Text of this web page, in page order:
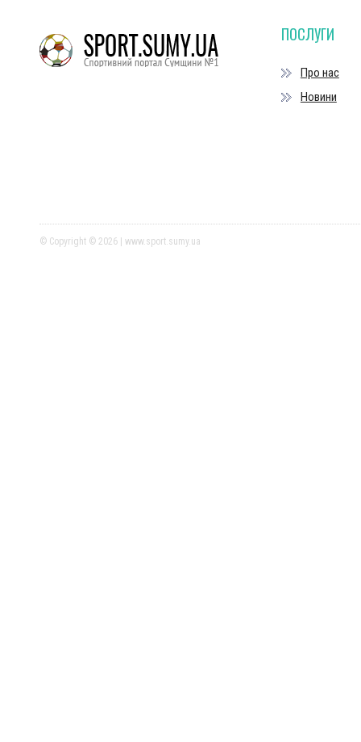
ПОСЛУГИ
Про нас
Новини
© Copyright © 2026 | www.sport.sumy.ua